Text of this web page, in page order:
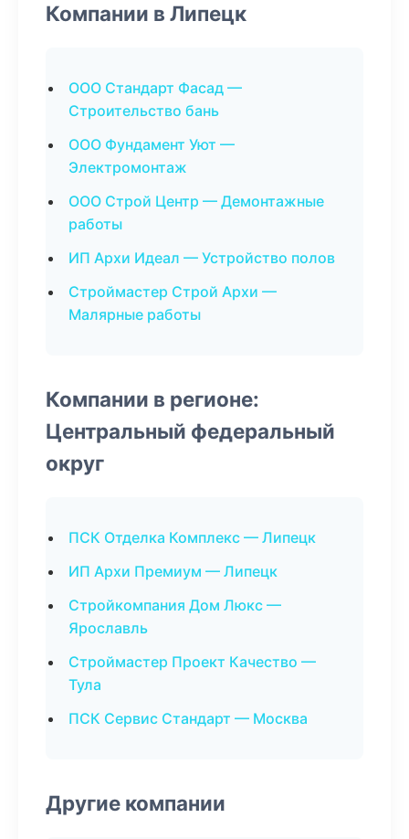
Компании в Липецк
ООО Стандарт Фасад —
Строительство бань
ООО Фундамент Уют —
Электромонтаж
ООО Строй Центр — Демонтажные
работы
ИП Архи Идеал — Устройство полов
Строймастер Строй Архи —
Малярные работы
Компании в регионе:
Центральный федеральный
округ
ПСК Отделка Комплекс — Липецк
ИП Архи Премиум — Липецк
Стройкомпания Дом Люкс —
Ярославль
Строймастер Проект Качество —
Тула
ПСК Сервис Стандарт — Москва
Другие компании